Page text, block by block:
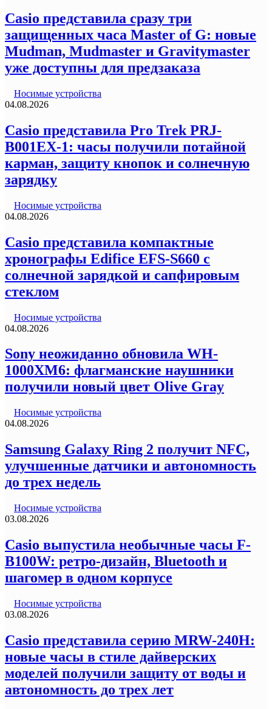
Casio представила сразу три
защищенных часа Master of G: новые
Mudman, Mudmaster и Gravitymaster
уже доступны для предзаказа
Носимые устройства
04.08.2026
Casio представила Pro Trek PRJ-
B001EX-1: часы получили потайной
карман, защиту кнопок и солнечную
зарядку
Носимые устройства
04.08.2026
Casio представила компактные
хронографы Edifice EFS-S660 с
солнечной зарядкой и сапфировым
стеклом
Носимые устройства
04.08.2026
Sony неожиданно обновила WH-
1000XM6: флагманские наушники
получили новый цвет Olive Gray
Носимые устройства
04.08.2026
Samsung Galaxy Ring 2 получит NFC,
улучшенные датчики и автономность
до трех недель
Носимые устройства
03.08.2026
Casio выпустила необычные часы F-
B100W: ретро-дизайн, Bluetooth и
шагомер в одном корпусе
Носимые устройства
03.08.2026
Casio представила серию MRW-240H:
новые часы в стиле дайверских
моделей получили защиту от воды и
автономность до трех лет